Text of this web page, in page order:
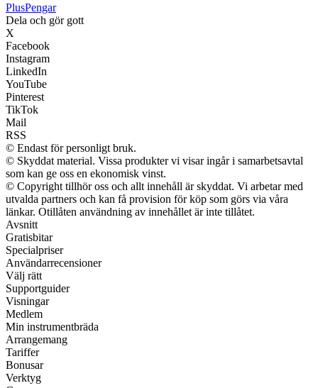
PlusPengar
Dela och gör gott
X
Facebook
Instagram
LinkedIn
YouTube
Pinterest
TikTok
Mail
RSS
© Endast för personligt bruk.
© Skyddat material. Vissa produkter vi visar ingår i samarbetsavtal
som kan ge oss en ekonomisk vinst.
© Copyright tillhör oss och allt innehåll är skyddat. Vi arbetar med
utvalda partners och kan få provision för köp som görs via våra
länkar. Otillåten användning av innehållet är inte tillåtet.
Avsnitt
Gratisbitar
Specialpriser
Användarrecensioner
Välj rätt
Supportguider
Visningar
Medlem
Min instrumentbräda
Arrangemang
Tariffer
Bonusar
Verktyg